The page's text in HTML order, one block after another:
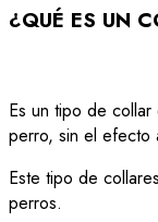
¿QUÉ ES UN
Es un tipo de
perro, sin el efecto
Este tipo de
perros.